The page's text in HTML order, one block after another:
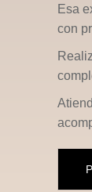
Esa
con